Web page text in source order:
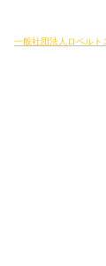
一般社団法人ロベルト